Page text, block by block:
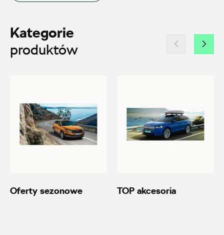
Kategorie
produktów
Oferty sezonowe TOP akcesoria
+48 422 144 586
czesci.brzezinska@zimny.com.pl
Auto Bączek
ul. Gumniska 36a, Tarnów
+48 146 274 566